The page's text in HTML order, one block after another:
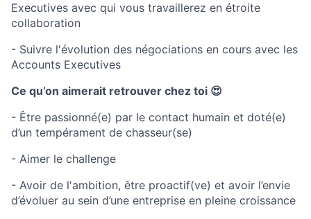
Executives avec qui vous travaillerez en étroite
collaboration
- Suivre l'évolution des négociations en cours avec les
Accounts Executives
Ce qu’on aimerait retrouver chez toi 😍
- Être passionné(e) par le contact humain et doté(e)
d’un tempérament de chasseur(se)
- Aimer le challenge
- Avoir de l'ambition, être proactif(ve) et avoir l’envie
d’évoluer au sein d’une entreprise en pleine croissance